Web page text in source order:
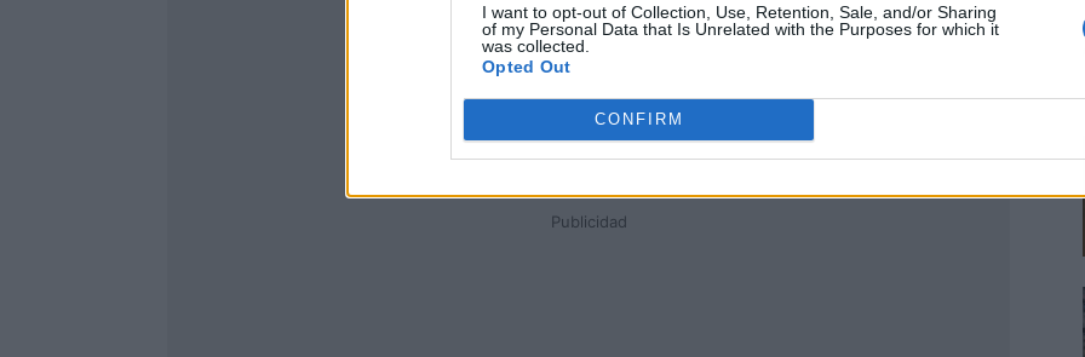
I want to opt-out of Collection, Use, Retention, Sale, and/or Sharing
of my Personal Data that Is Unrelated with the Purposes for which it
was collected.
Opted Out
CONFIRM
Publicidad